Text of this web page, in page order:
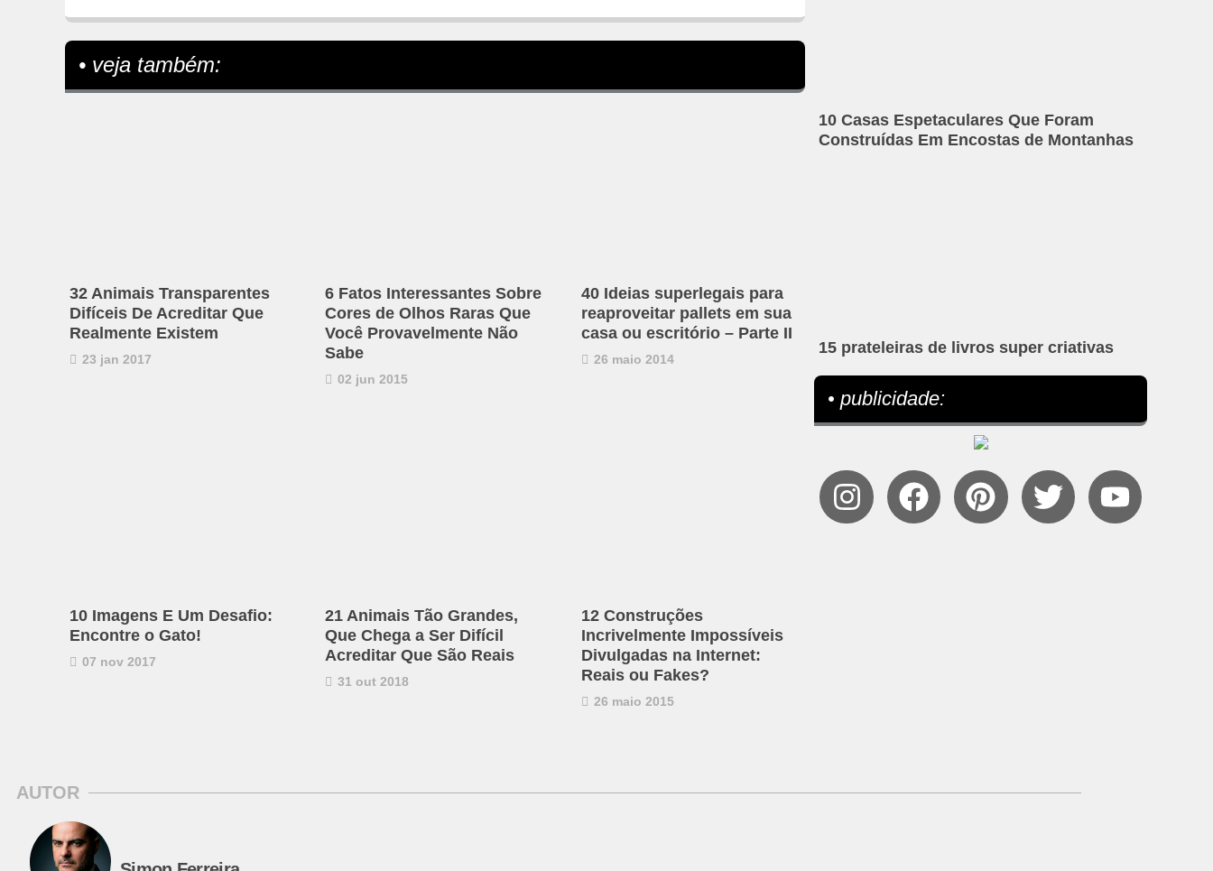
• veja também:
32 Animais Transparentes
Difíceis De Acreditar Que
Realmente Existem
23 jan 2017
6 Fatos Interessantes Sobre
Cores de Olhos Raras Que
Você Provavelmente Não
Sabe
02 jun 2015
40 Ideias superlegais para
reaproveitar pallets em sua
casa ou escritório – Parte II
26 maio 2014
10 Imagens E Um Desafio:
Encontre o Gato!
07 nov 2017
21 Animais Tão Grandes,
Que Chega a Ser Difícil
Acreditar Que São Reais
31 out 2018
12 Construções
Incrivelmente Impossíveis
Divulgadas na Internet:
Reais ou Fakes?
26 maio 2015
10 Casas Espetaculares Que Foram
Construídas Em Encostas de Montanhas
15 prateleiras de livros super criativas
• publicidade:
AUTOR